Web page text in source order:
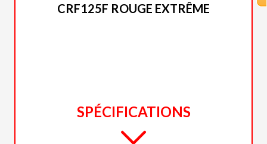
CRF125F ROUGE EXTRÊME
SPÉCIFICATIONS